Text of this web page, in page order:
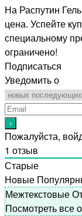
На Распутин
цена. Успейте
специальному
ограничено!
Подписаться
Уведомить о
Пожалуйста,
1 отзыв
Старые
Новые
Межтекстовые
Посмотреть все